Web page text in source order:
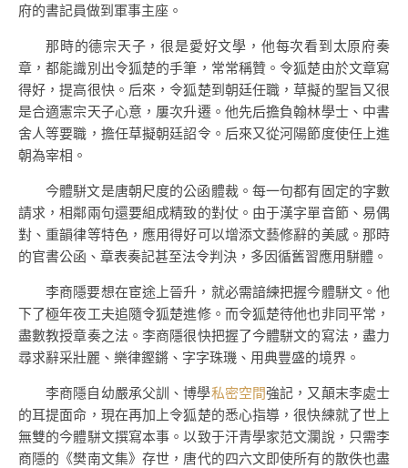
府的書記員做到軍事主座。
那時的德宗天子，很是愛好文學，他每次看到太原府奏
章，都能識別出令狐楚的手筆，常常稱贊。令狐楚由於文章寫
得好，提高很快。后來，令狐楚到朝廷任職，草擬的聖旨又很
是合適憲宗天子心意，屢次升遷。他先后擔負翰林學士、中書
舍人等要職，擔任草擬朝廷詔令。后來又從河陽節度使任上進
朝為宰相。
今體駢文是唐朝尺度的公函體裁。每一句都有固定的字數
請求，相鄰兩句還要組成精致的對仗。由于漢字單音節、易偶
對、重韻律等特色，應用得好可以增添文藝修辭的美感。那時
的官書公函、章表奏記甚至法令判決，多因循舊習應用駢體。
李商隱要想在宦途上晉升，就必需諳練把握今體駢文。他
下了極年夜工夫追隨令狐楚進修。而令狐楚待他也非同平常，
盡數教授章奏之法。李商隱很快把握了今體駢文的寫法，盡力
尋求辭采壯麗、樂律鏗鏘、字字珠璣、用典豐盛的境界。
李商隱自幼嚴承父訓、博學私密空間強記，又顛末李處士
的耳提面命，現在再加上令狐楚的悉心指導，很快練就了世上
無雙的今體駢文撰寫本事。以致于汗青學家范文瀾說，只需李
商隱的《樊南文集》存世，唐代的四六文即使所有的散佚也盡